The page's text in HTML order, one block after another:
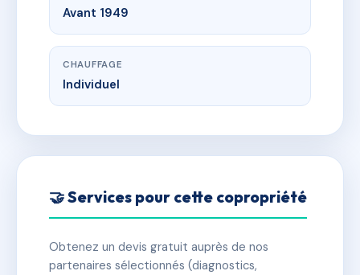
Avant 1949
CHAUFFAGE
Individuel
🤝 Services pour cette copropriété
Obtenez un devis gratuit auprès de nos
partenaires sélectionnés (diagnostics,